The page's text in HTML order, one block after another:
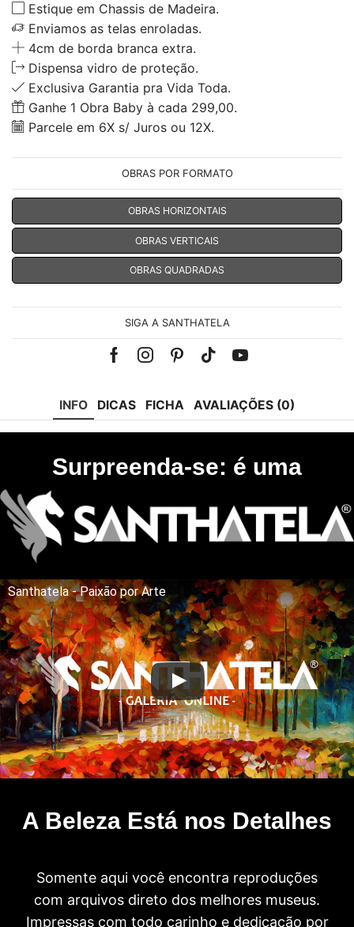
Estique em Chassis de Madeira.
Enviamos as telas enroladas.
4cm de borda branca extra.
Dispensa vidro de proteção.
Exclusiva Garantia pra Vida Toda.
Ganhe 1 Obra Baby à cada 299,00.
Parcele em 6X s/ Juros ou 12X.
OBRAS POR FORMATO
OBRAS HORIZONTAIS
OBRAS VERTICAIS
OBRAS QUADRADAS
SIGA A SANTHATELA
FacebookInstagramPinterest
Tik-Youtube
INFO DICAS FICHA AVALIAÇÕES (0)
Surpreenda-se: é uma
Santhatela - Paixão por Arte
A Beleza Está nos Detalhes
Somente aqui você encontra reproduções
com arquivos direto dos melhores museus.
Impressas com todo carinho e dedicação por